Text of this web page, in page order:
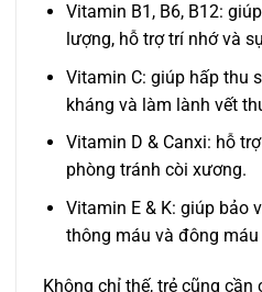
Vitamin B1, B6, B12:
lượng, hỗ trợ trí nhớ và
Vitamin C: giúp hấp thu
kháng và làm lành vết
Vitamin D & Canxi: hỗ
phòng tránh còi xương.
Vitamin E & K: giúp bảo
thông máu và đông
Không chỉ thế, trẻ cũng